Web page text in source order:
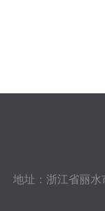
地址：浙江省丽